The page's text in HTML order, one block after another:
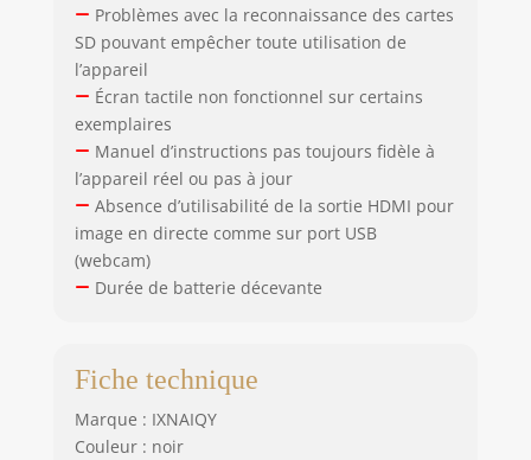
Problèmes avec la reconnaissance des cartes
SD pouvant empêcher toute utilisation de
l’appareil
Écran tactile non fonctionnel sur certains
exemplaires
Manuel d’instructions pas toujours fidèle à
l’appareil réel ou pas à jour
Absence d’utilisabilité de la sortie HDMI pour
image en directe comme sur port USB
(webcam)
Durée de batterie décevante
Fiche technique
Marque : IXNAIQY
Couleur : noir